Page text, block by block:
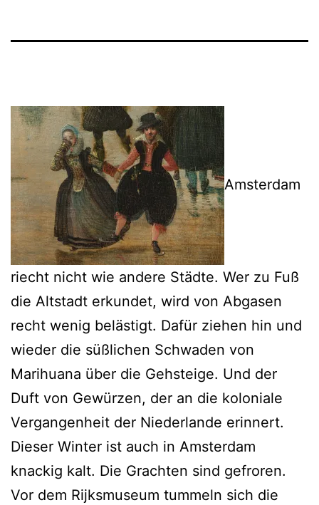
Amsterdam
riecht nicht wie andere Städte. Wer zu Fuß
die Altstadt erkundet, wird von Abgasen
recht wenig belästigt. Dafür ziehen hin und
wieder die süßlichen Schwaden von
Marihuana über die Gehsteige. Und der
Duft von Gewürzen, der an die koloniale
Vergangenheit der Niederlande erinnert.
Dieser Winter ist auch in Amsterdam
knackig kalt. Die Grachten sind gefroren.
Vor dem Rijksmuseum tummeln sich die